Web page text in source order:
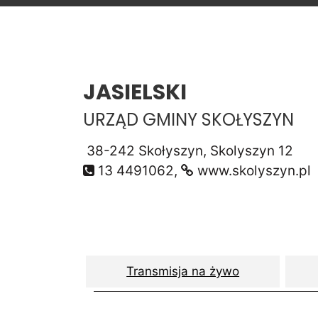
JASIELSKI
URZĄD GMINY SKOŁYSZYN
38-242 Skołyszyn, Skolyszyn 12
13 4491062,
www.skolyszyn.pl
Transmisja na żywo